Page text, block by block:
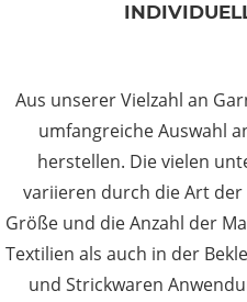
Aus unserer Vielzahl an
umfangreiche Auswahl
herstellen. Die vielen
variieren durch die Art
Größe und die Anzahl der
Textilien als auch in der
und Strickwaren